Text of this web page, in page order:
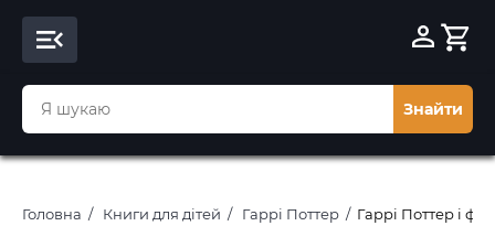
Знайти
Головна Книги для дітей Гаррі Поттер Гаррі Поттер і